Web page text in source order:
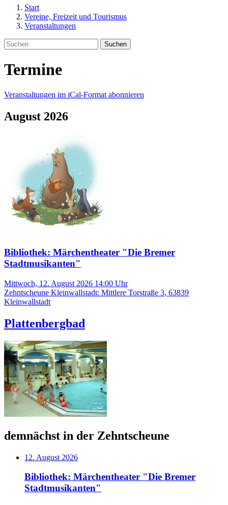
Start
Vereine, Freizeit und Tourismus
Veranstaltungen
Suchen
Termine
Veranstaltungen im iCal-Format abonnieren
August 2026
Bibliothek: Märchentheater "Die Bremer
Stadtmusikanten"
Mittwoch, 12. August 2026 14:00 Uhr
Zehntscheune Kleinwallstadt: Mittlere Torstraße 3, 63839
Kleinwallstadt
Plattenbergbad
demnächst in der Zehntscheune
12. August 2026
Bibliothek: Märchentheater "Die Bremer
Stadtmusikanten"